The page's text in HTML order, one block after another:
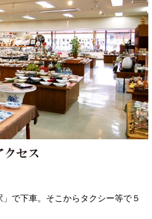
で下車。そこからタクシー等で５